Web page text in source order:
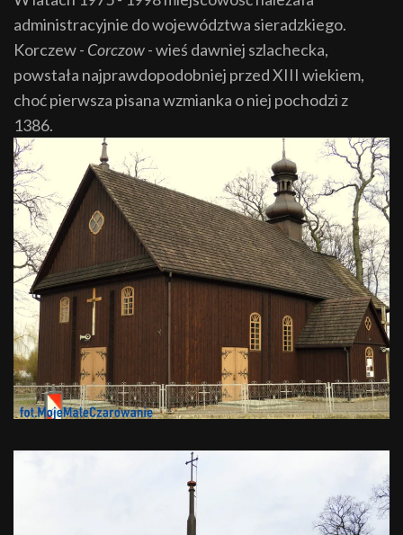
administracyjnie do województwa sieradzkiego.
Korczew - Corczow- wieś dawniej szlachecka,
powstała najprawdopodobniej przed XIII wiekiem,
choć pierwsza pisana wzmianka o niej pochodzi z
1386.